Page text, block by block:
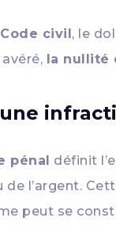
civil, le
la nullité
pénal définit
l’argent.
peut se